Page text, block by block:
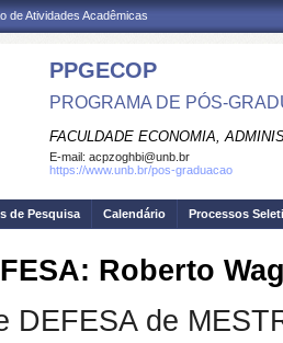
de Atividades Acadêmicas
PPGECOP
PROGRAMA DE PÓS-
FACULDADE ECONOMIA,
E-mail: acpzoghbi@unb.br
https://www.unb.br/pos-graduacao
de Pesquisa Calendário Processos
Roberto
DEFESA de